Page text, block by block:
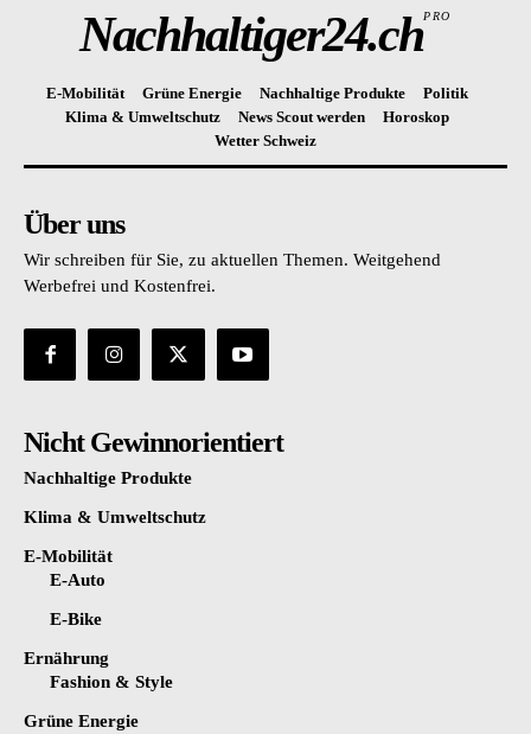
Nachhaltiger24.chPRO
E-Mobilität Grüne Energie Nachhaltige Produkte
Politik
Klima & Umweltschutz
News Scout werden
Horoskop
Wetter Schweiz
Über uns
Wir schreiben für Sie, zu aktuellen Themen. Weitgehend
Werbefrei und Kostenfrei.
Nicht Gewinnorientiert
Nachhaltige Produkte
Klima & Umweltschutz
E-Mobilität
E-Auto
E-Bike
Ernährung
Fashion & Style
Grüne Energie